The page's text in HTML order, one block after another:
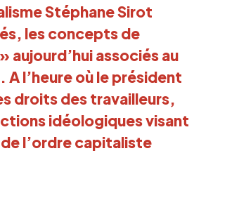
Stéphane Sirot
les concepts de
associés au
l’heure où le président
droits des travailleurs,
idéologiques visant
l’ordre capitaliste